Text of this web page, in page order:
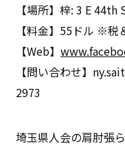
【場所】梓: 3 E
【料金】55ドル ※税
【Web】
【問い合わせ】
2973
埼玉県人会の肩肘張